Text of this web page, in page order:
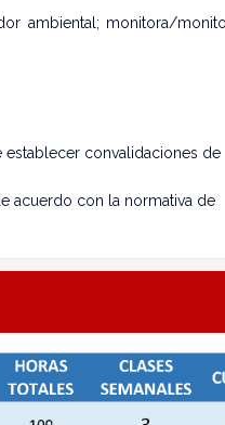
ambiental; monitora/
convalidaciones de
acuerdo con la normativa de